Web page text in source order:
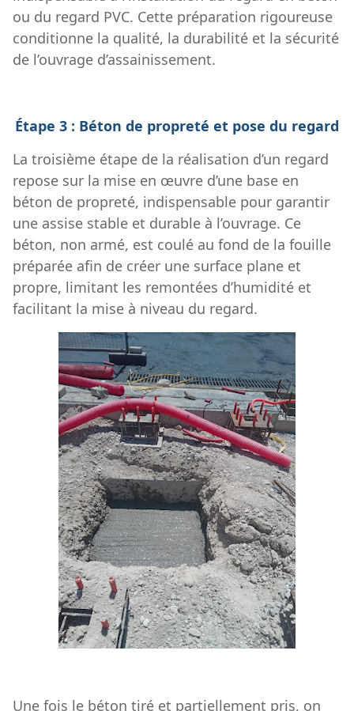
ou du regard PVC. Cette préparation rigoureuse
conditionne la qualité, la durabilité et la sécurité
de l’ouvrage d’assainissement.
Étape 3 : Béton de propreté et pose du regard
La troisième étape de la réalisation d’un regard
repose sur la mise en œuvre d’une base en
béton de propreté, indispensable pour garantir
une assise stable et durable à l’ouvrage. Ce
béton, non armé, est coulé au fond de la fouille
préparée afin de créer une surface plane et
propre, limitant les remontées d’humidité et
facilitant la mise à niveau du regard.
Une fois le béton tiré et partiellement pris, on